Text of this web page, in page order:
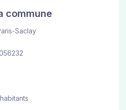
commune
Saclay